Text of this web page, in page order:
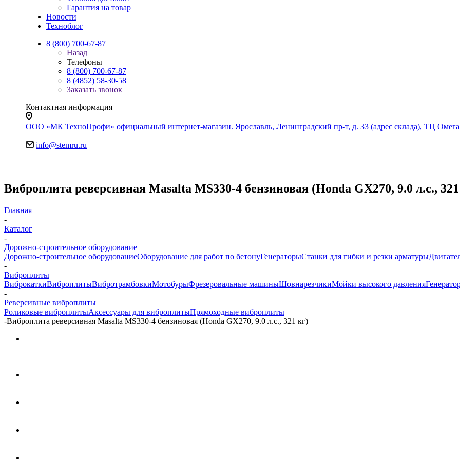
Гарантия на товар
Новости
Техноблог
8 (800) 700-67-87
Назад
Телефоны
8 (800) 700-67-87
8 (4852) 58-30-58
Заказать звонок
Контактная информация
ООО «МК ТехноПрофи» официальный интернет-магазин. Ярославль, Ленинградский пр-т, д. 33 (адрес склада), ТЦ Омега
info@stemru.ru
Виброплита реверсивная Masalta MS330-4 бензиновая (Honda GX270, 9.0 л.с.,
Главная
-
Каталог
-
Дорожно-строительное оборудование
Дорожно-строительное оборудованиеОборудование для работ по бетонуГенераторыСтанки для гибки и резки арматуры
-
Виброплиты
ВиброкаткиВиброплитыВибротрамбовкиМотобурыФрезеровальные машиныШовнарезчикиМойки высокого давления
-
Реверсивные виброплиты
Роликовые виброплитыАксессуары для виброплитыПрямоходные виброплиты
-Виброплита реверсивная Masalta MS330-4 бензиновая (Honda GX270, 9.0 л.с., 321 кг)